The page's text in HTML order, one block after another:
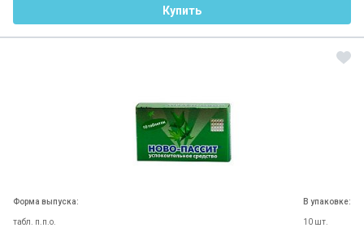
Купить
Форма выпуска:
табл. п.п.о.
В упаковке:
10 шт.